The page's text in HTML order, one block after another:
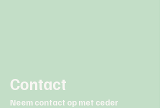
Contact
Neem contact op met ceder